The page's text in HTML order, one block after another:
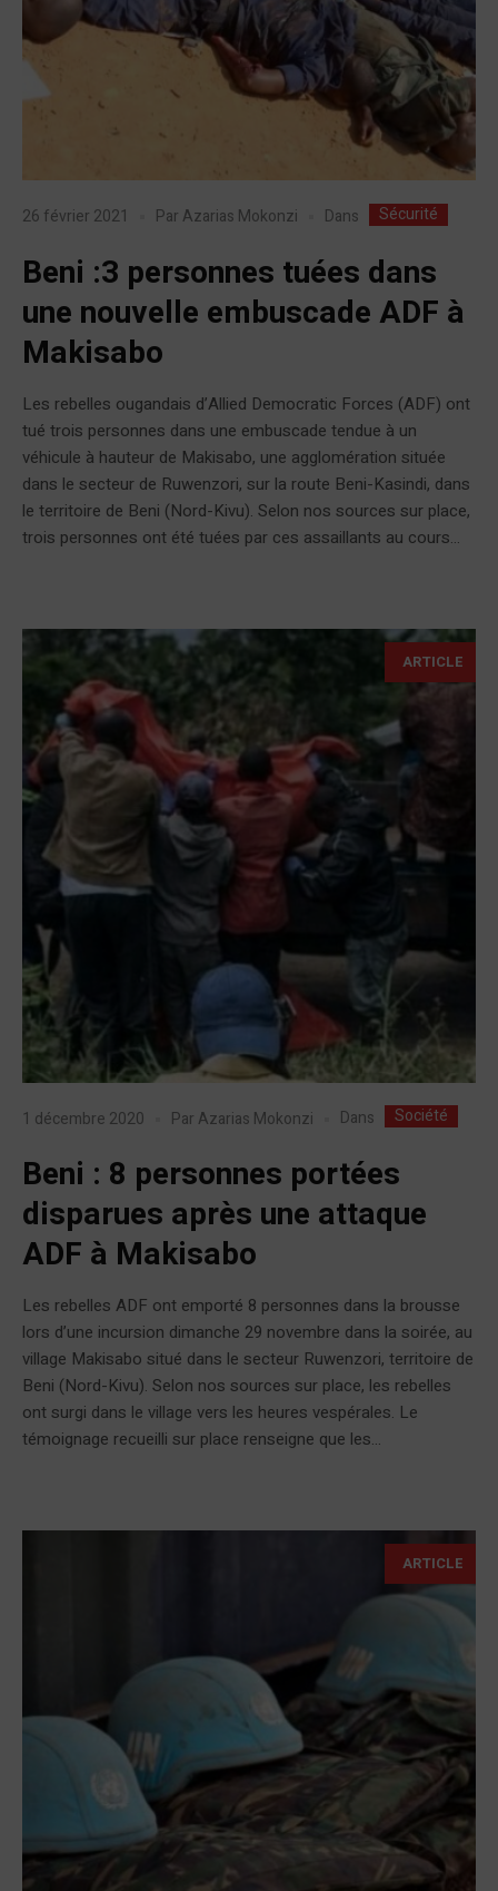
26 février 2021 Par Azarias Mokonzi Dans Sécurité
Beni :3 personnes tuées dans
une nouvelle embuscade ADF à
Makisabo
Les rebelles ougandais d’Allied Democratic Forces (ADF) ont
tué trois personnes dans une embuscade tendue à un
véhicule à hauteur de Makisabo, une agglomération située
dans le secteur de Ruwenzori, sur la route Beni-Kasindi, dans
le territoire de Beni (Nord-Kivu). Selon nos sources sur place,
trois personnes ont été tuées par ces assaillants au cours...
ARTICLE
1 décembre 2020 Par Azarias Mokonzi Dans Société
Beni : 8 personnes portées
disparues après une attaque
ADF à Makisabo
Les rebelles ADF ont emporté 8 personnes dans la brousse
lors d’une incursion dimanche 29 novembre dans la soirée, au
village Makisabo situé dans le secteur Ruwenzori, territoire de
Beni (Nord-Kivu). Selon nos sources sur place, les rebelles
ont surgi dans le village vers les heures vespérales. Le
témoignage recueilli sur place renseigne que les...
ARTICLE